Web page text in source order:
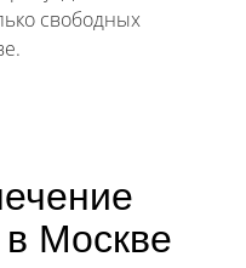
свободных
Москве